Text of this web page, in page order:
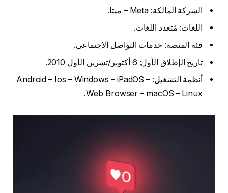
الشركة المالكة: Meta – ميتا.
اللغات: مُتعدد اللغات.
فئة المنصة: خدمات التواصل الاجتماعي.
تاريخ الإطلاق الأول: 6 أكتوبر/تشرين الأول 2010.
أنظمة التشغيل: Android – Ios – Windows – iPadOS –
Web Browser – macOS – Linux.